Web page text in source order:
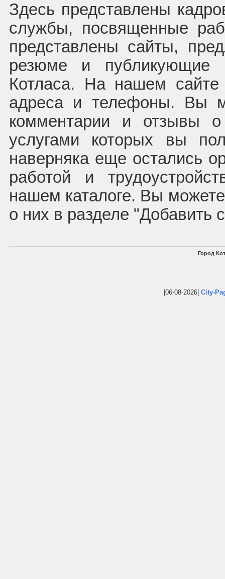
Здесь представлены
службы, посвященные
представлены сайты,
резюме и публикующие
Котласа. На нашем
адреса и телефоны. Вы
комментарии и отзывы о
услугами которых вы
наверняка еще остались
работой и
нашем каталоге. Вы
о них в разделе "Добавить
Город
|06-08-2026| City-